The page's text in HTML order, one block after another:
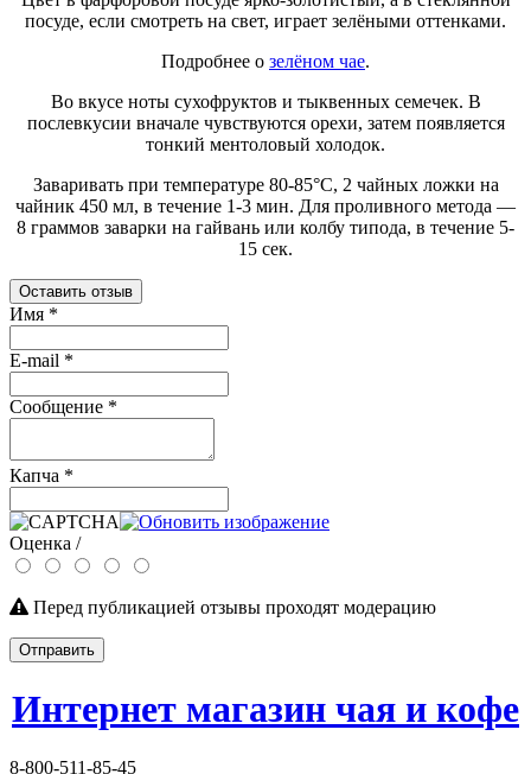
посуде, если смотреть на свет, играет зелёными оттенками.
Подробнее о зелёном чае.
Во вкусе ноты сухофруктов и тыквенных семечек. В
послевкусии вначале чувствуются орехи, затем появляется
тонкий ментоловый холодок.
Заваривать при температуре 80-85°C, 2 чайных ложки на
чайник 450 мл, в течение 1-3 мин. Для проливного метода —
8 граммов заварки на гайвань или колбу типода, в течение 5-
15 сек.
Оставить отзыв
Имя *
E-mail *
Сообщение *
Капча *
Оценка /
Перед публикацией отзывы проходят модерацию
Отправить
Интернет магазин чая и кофе
8-800-511-85-45